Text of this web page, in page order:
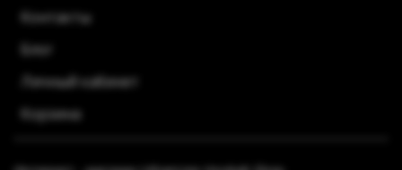
Контакты
Блог
Личный кабинет
Корзина